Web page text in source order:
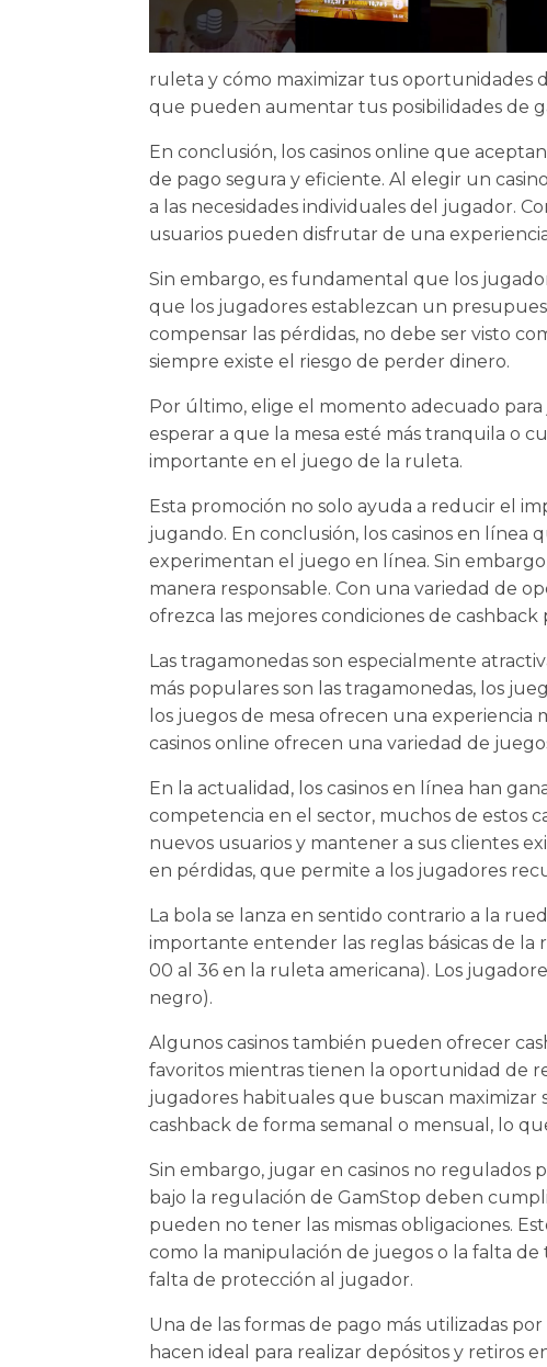
ruleta y cómo maximizar tus oportunidades
que pueden aumentar tus posibilidades de
En conclusión, los casinos online que
de pago segura y eficiente. Al elegir un
a las necesidades individuales del jugador.
usuarios pueden disfrutar de una
Sin embargo, es fundamental que los
que los jugadores establezcan un
compensar las pérdidas, no debe ser visto
siempre existe el riesgo de perder dinero.
Por último, elige el momento adecuado
esperar a que la mesa esté más tranquila o
importante en el juego de la ruleta.
Esta promoción no solo ayuda a reducir el
jugando. En conclusión, los casinos en
experimentan el juego en línea. Sin
manera responsable. Con una variedad de
ofrezca las mejores condiciones de
Las tragamonedas son especialmente
más populares son las tragamonedas, los
los juegos de mesa ofrecen una experiencia
casinos online ofrecen una variedad de
En la actualidad, los casinos en línea han
competencia en el sector, muchos de estos
nuevos usuarios y mantener a sus clientes
en pérdidas, que permite a los jugadores
La bola se lanza en sentido contrario a la
importante entender las reglas básicas de
00 al 36 en la ruleta americana). Los
negro).
Algunos casinos también pueden ofrecer
favoritos mientras tienen la oportunidad de
jugadores habituales que buscan maximizar
cashback de forma semanal o mensual, lo
Sin embargo, jugar en casinos no regulados
bajo la regulación de GamStop deben
pueden no tener las mismas obligaciones.
como la manipulación de juegos o la falta de
falta de protección al jugador.
Una de las formas de pago más utilizadas
hacen ideal para realizar depósitos y retiros